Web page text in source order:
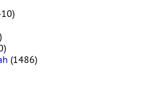
(1486)